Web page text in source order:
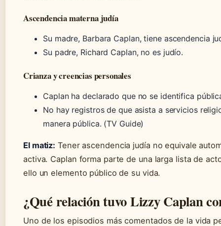
Ascendencia materna judía
Su madre, Barbara Caplan, tiene ascendencia
Su padre, Richard Caplan, no es judío.
Crianza y creencias personales
Caplan ha declarado que no se identifica
No hay registros de que asista a servicios
manera pública. (TV Guide)
El matiz: Tener ascendencia judía no equivale
activa. Caplan forma parte de una larga lista de
ello un elemento público de su vida.
¿Qué relación tuvo Lizzy Caplan
Uno de los episodios más comentados de la vida